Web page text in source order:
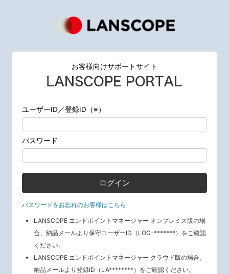
お客様向けサポートサイト
ユーザーID／登録ID（※）
パスワード
パスワードをお忘れのお客様はこちら
LANSCOPE エンドポイントマネージャー オンプレミス版の場
合、納品メールより保守ユーザーID（LOG-*******）をご確認
ください。
LANSCOPE エンドポイントマネージャー クラウド版の場合、
納品メールより登録ID（LA********）をご確認ください。